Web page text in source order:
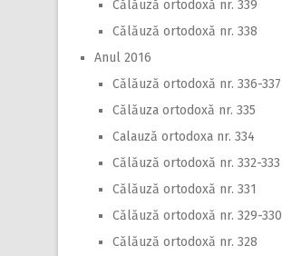
Călăuză ortodoxă nr. 339
Călăuză ortodoxă nr. 338
Anul 2016
Călăuză ortodoxă nr. 336-337
Călăuza ortodoxă nr. 335
Calauză ortodoxa nr. 334
Călăuză ortodoxă nr. 332-333
Călăuză ortodoxă nr. 331
Călăuză ortodoxă nr. 329-330
Călăuză ortodoxă nr. 328